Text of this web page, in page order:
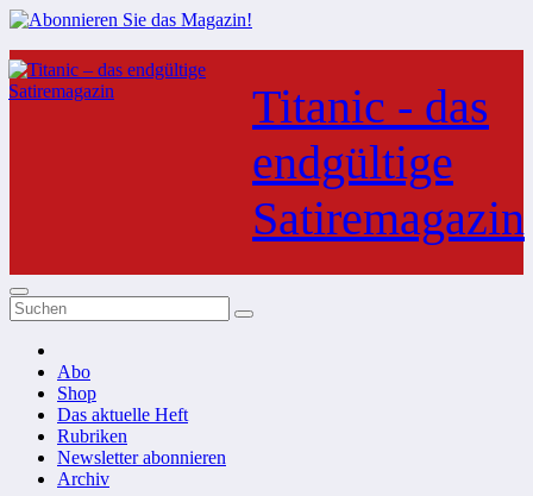
Zum
Inhalt
springen
Titanic - das
endgültige
Satiremagazin
Abo
Shop
Das aktuelle Heft
Rubriken
Newsletter abonnieren
Archiv